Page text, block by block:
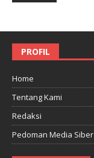
PROFIL
Home
Tentang Kami
Redaksi
Pedoman Media Siber